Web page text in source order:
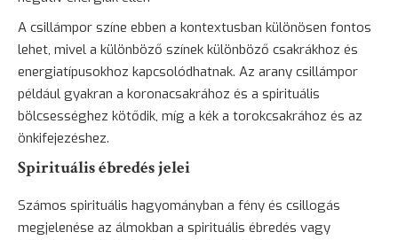
A csillámpor színe ebben a kontextusban különösen fontos
lehet, mivel a különböző színek különböző csakrákhoz és
energiatípusokhoz kapcsolódhatnak. Az arany csillámpor
például gyakran a koronacsakrához és a spirituális
bölcsességhez kötődik, míg a kék a torokcsakrához és az
önkifejezéshez.
Spirituális ébredés jelei
Számos spirituális hagyományban a fény és csillogás
megjelenése az álmokban a spirituális ébredés vagy